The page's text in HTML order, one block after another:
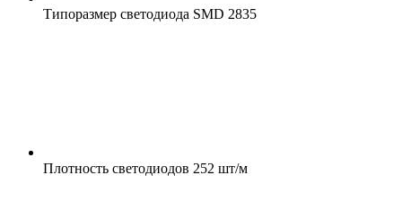
Типоразмер светодиода SMD 2835
Плотность светодиодов 252 шт/м